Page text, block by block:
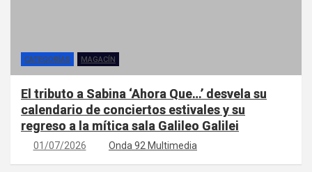
CATEGORÍAS MAGACÍN
El tributo a Sabina ‘Ahora Que…’ desvela su
calendario de conciertos estivales y su
regreso a la mítica sala Galileo Galilei
01/07/2026 Onda 92 Multimedia